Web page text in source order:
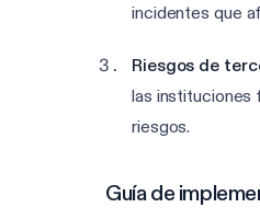
incidentes que
Riesgos de
las instituciones
riesgos.
Guía de